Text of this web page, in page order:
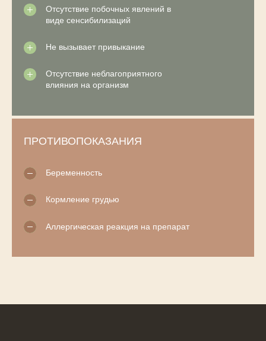
Не вызывает привыкание
Аллергическая реакция на препарат
Беременность
Отсутствие побочных явлений в
виде сенсибилизаций
Кормление грудью
Отсутствие неблагоприятного
влияния на организм
ПРОТИВОПОКАЗАНИЯ
ЗАПИСЬ НА
ПРОЦЕДУРУ
ПЛАЦЕНТАРНОЙ
ТЕРАПИИ ЛАЕННЕК
2 мл
6 мл